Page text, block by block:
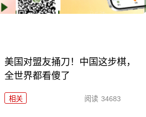
美国对盟友捅刀！中国这步棋，
全世界都看傻了
相关 阅读 34683